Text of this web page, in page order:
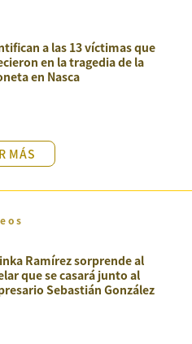
a las 13 víctimas que
en la tragedia de la
en Nasca
MÁS
Ramírez sorprende al
que se casará junto al
Sebastián González